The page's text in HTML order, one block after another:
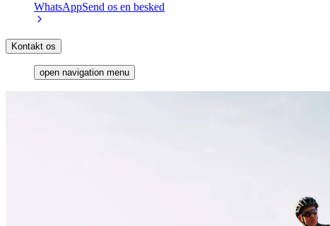
WhatsAppSend os en besked
Kontakt os
open navigation menu